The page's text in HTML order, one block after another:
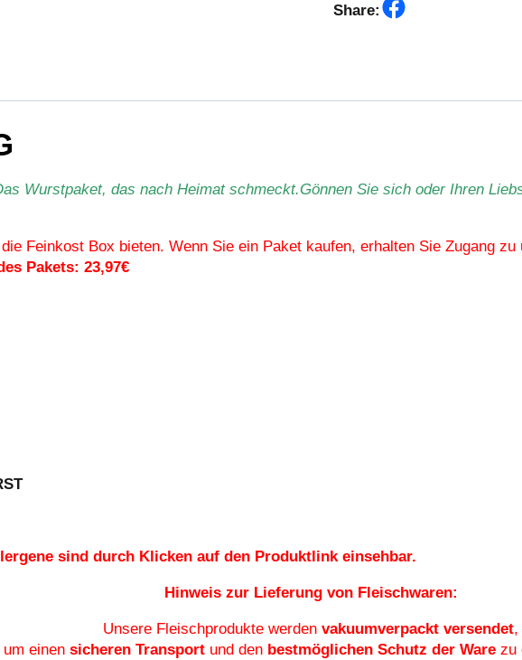
Share:
Wurstpaket, das nach Heimat schmeckt.Gönnen Sie sich oder Ihren
Feinkost Box bieten. Wenn Sie ein Paket kaufen, erhalten Sie Zugang
Pakets: 23,97€
sind durch Klicken auf den Produktlink einsehbar.
Hinweis zur Lieferung von Fleischwaren:
Unsere Fleischprodukte werden vakuumverpackt versendet,
um einen sicheren Transportund den bestmöglichen Schutz der Warezu